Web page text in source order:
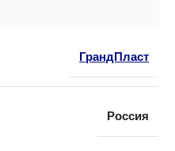
ГрандПласт
Россия